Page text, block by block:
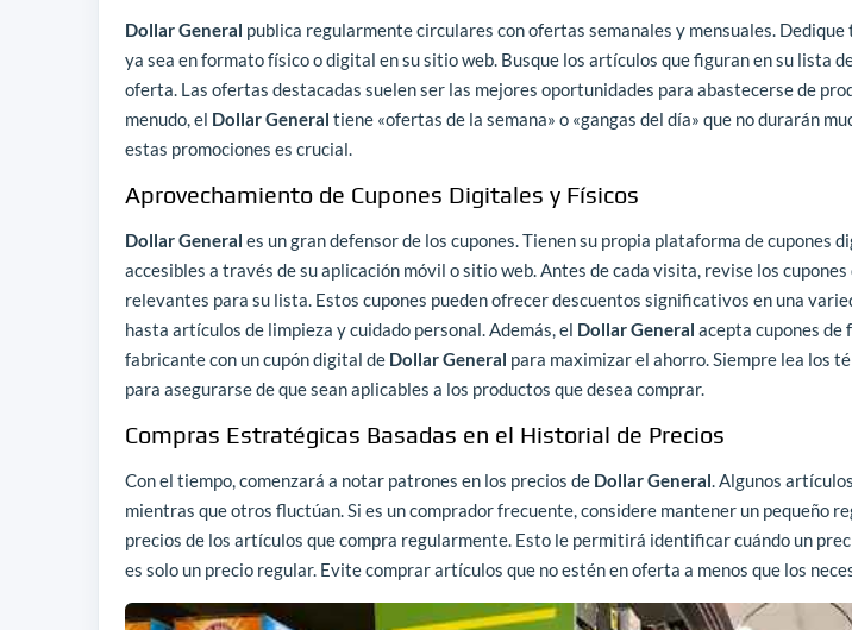
Dollar General publica regularmente circulares con ofertas semanales y mensuales.
ya sea en formato físico o digital en su sitio web. Busque los artículos que figuran en su lista
oferta. Las ofertas destacadas suelen ser las mejores oportunidades para abastecerse de
menudo, el Dollar General tiene «ofertas de la semana» o «gangas del día» que no durarán
estas promociones es crucial.
Aprovechamiento de Cupones Digitales y Físicos
Dollar General es un gran defensor de los cupones. Tienen su propia plataforma de cupones
accesibles a través de su aplicación móvil o sitio web. Antes de cada visita, revise los
relevantes para su lista. Estos cupones pueden ofrecer descuentos significativos en una
hasta artículos de limpieza y cuidado personal. Además, el Dollar General acepta cupones de
fabricante con un cupón digital de Dollar General para maximizar el ahorro. Siempre lea los
para asegurarse de que sean aplicables a los productos que desea comprar.
Compras Estratégicas Basadas en el Historial de Precios
Con el tiempo, comenzará a notar patrones en los precios de Dollar General. Algunos
mientras que otros fluctúan. Si es un comprador frecuente, considere mantener un pequeño
precios de los artículos que compra regularmente. Esto le permitirá identificar cuándo un
es solo un precio regular. Evite comprar artículos que no estén en oferta a menos que los